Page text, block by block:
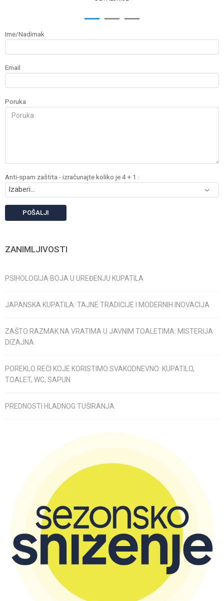
1 2 3
Ime/Nadimak
Email
Poruka
Anti-spam zaštita - izračunajte koliko je 4 + 1 :
POŠALJI
ZANIMLJIVOSTI
PSIHOLOGIJA BOJA U UREĐENJU KUPATILA
JAPANSKA KUPATILA: TAJNE TRADICIJE I MODERNIH INOVACIJA
ZAŠTO RAZMAK NA VRATIMA U JAVNIM TOALETIMA: MISTERIJA
DIZAJNA
POREKLO REČI KOJE KORISTIMO SVAKODNEVNO: KUPATILO,
TOALET, WC, SAPUN
PREDNOSTI HLADNOG TUŠIRANJA